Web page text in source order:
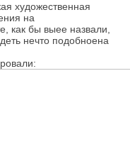
художественная
на
как бы выее назвали,
нечто подобноена